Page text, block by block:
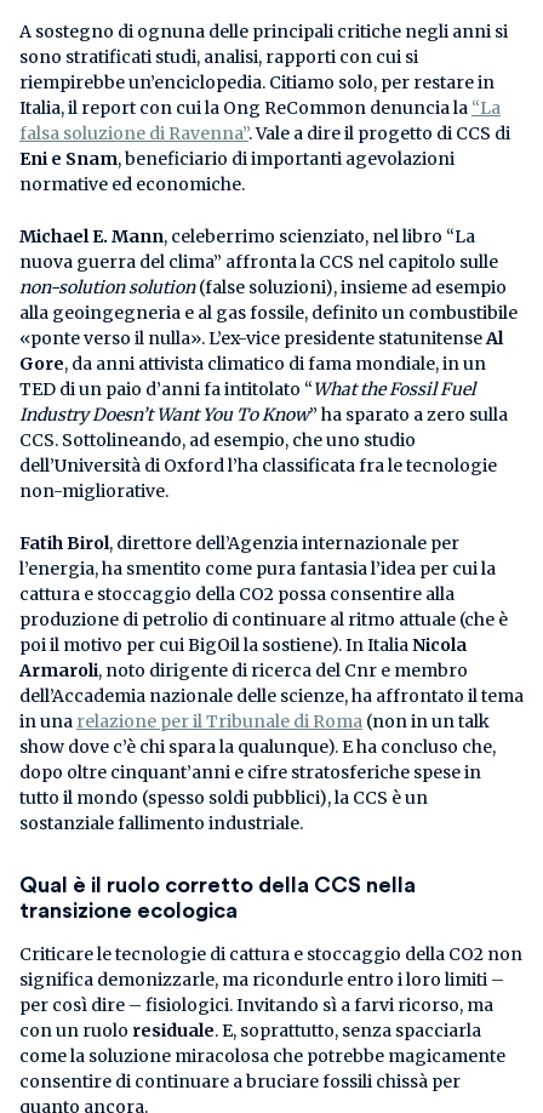
A sostegno di ognuna delle principali critiche negli anni si
sono stratificati studi, analisi, rapporti con cui si
riempirebbe un’enciclopedia. Citiamo solo, per restare in
Italia, il report con cui la Ong ReCommon denuncia la “La
falsa soluzione di Ravenna”. Vale a dire il progetto di CCS di
Eni e Snam, beneficiario di importanti agevolazioni
normative ed economiche.
Michael E. Mann, celeberrimo scienziato, nel libro “La
nuova guerra del clima” affronta la CCS nel capitolo sulle
non-solution solution(false soluzioni), insieme ad esempio
alla geoingegneria e al gas fossile, definito un combustibile
«ponte verso il nulla». L’ex-vice presidente statunitenseAl
Gore, da anni attivista climatico di fama mondiale, in un
TED di un paio d’anni fa intitolato “What the Fossil Fuel
Industry Doesn’t Want You To Know” ha sparato a zero sulla
CCS. Sottolineando, ad esempio, che uno studio
dell’Università di Oxford l’ha classificata fra le tecnologie
non-migliorative.
FatihBirol, direttore dell’Agenzia internazionale per
l’energia, ha smentito come pura fantasia l’idea per cui la
cattura e stoccaggio della CO2 possa consentire alla
produzione di petrolio di continuare al ritmo attuale (che è
poi il motivo per cui BigOil la sostiene). In ItaliaNicola
Armaroli, noto dirigente di ricerca del Cnr e membro
dell’Accademia nazionale delle scienze, ha affrontato il tema
in una relazione per il Tribunale di Roma (non in un talk
show dove c’è chi spara la qualunque). E ha concluso che,
dopo oltre cinquant’anni e cifre stratosferiche spese in
tutto il mondo (spesso soldi pubblici), la CCS è un
sostanziale fallimento industriale.
Qual è il ruolo corretto della CCS nella
transizione ecologica
Criticare le tecnologie di cattura e stoccaggio della CO2 non
significa demonizzarle, ma ricondurle entro i loro limiti –
per così dire – fisiologici. Invitando sì a farvi ricorso, ma
con un ruolo residuale. E, soprattutto, senza spacciarla
come la soluzione miracolosa che potrebbe magicamente
consentire di continuare a bruciare fossili chissà per
quanto ancora.